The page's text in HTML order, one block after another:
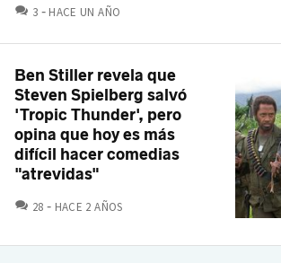
3 COMENTARIOS
HACE UN AÑO
Ben Stiller revela que
Steven Spielberg salvó
'Tropic Thunder', pero
opina que hoy es más
difícil hacer comedias
"atrevidas"
28 COMENTARIOS
HACE 2 AÑOS